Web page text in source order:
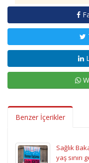
Benzer İçerikler
Sağlık
yaş sınırı